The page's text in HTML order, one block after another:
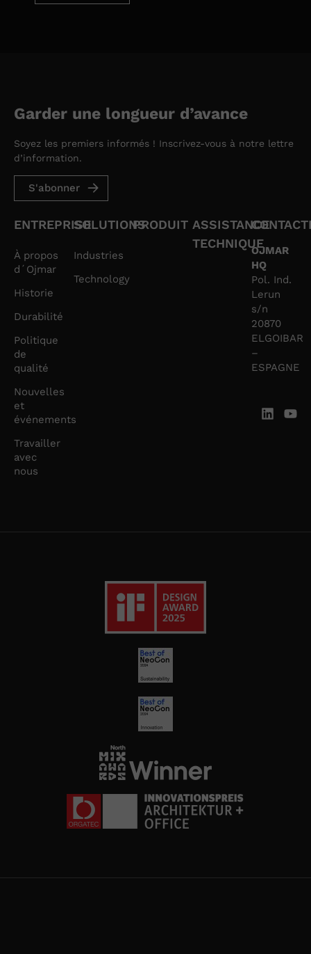
Garder une longueur d’avance
Soyez les premiers informés ! Inscrivez-vous à notre lettre
d’information.
S'abonner
ENTREPRISE
À propos
d´Ojmar
Historie
Durabilité
Politique
de
qualité
Nouvelles
et
événements
Travailler
avec
nous
SOLUTIONS
Industries
Technology
PRODUIT ASSISTANCE
TECHNIQUE
OJMAR
HQ
Pol. Ind.
Lerun
s/n
20870
ELGOIBAR
–
ESPAGNE